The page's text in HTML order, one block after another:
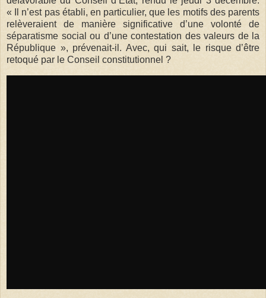
« Il n’est pas établi, en particulier, que les motifs des parents
relèveraient de manière significative d’une volonté de
séparatisme social ou d’une contestation des valeurs de la
République », prévenait-il. Avec, qui sait, le risque d’être
retoqué par le Conseil constitutionnel ?